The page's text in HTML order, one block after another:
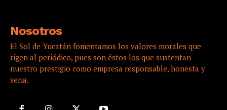
Nosotros
El Sol de Yucatán fomentamos los valores morales que
rigen al periódico, pues son éstos los que sustentan
nuestro prestigio como empresa responsable, honesta y
seria.